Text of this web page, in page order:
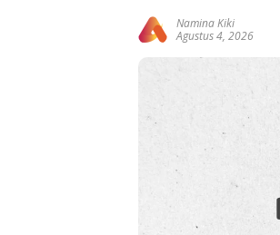
Namina Kiki
Agustus 4, 2026